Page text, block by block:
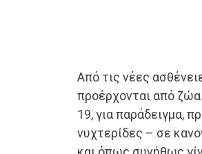
Από τις νέες
προέρχονται από
19, για παράδειγμα,
νυχτερίδες – σε